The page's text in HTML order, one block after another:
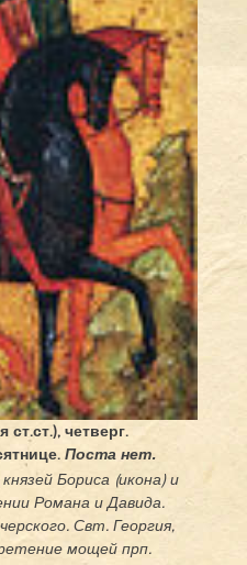
ст.ст.), четверг.
Поста нет.
Бориса(икона) и
Романа и Давида.
Свт. Георгия,
мощей прп.